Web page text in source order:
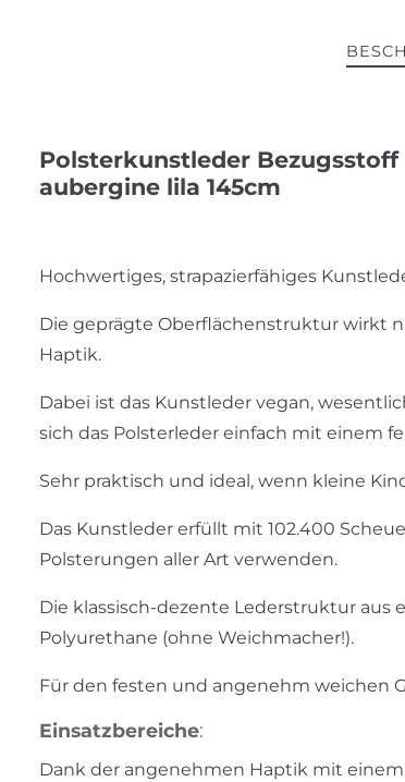
Polsterkunstleder
aubergine lila 145cm
Hochwertiges, strapazierfähiges
Die geprägte Oberflächenstruktur wirkt
Haptik.
Dabei ist das Kunstleder vegan,
sich das Polsterleder einfach mit einem
Sehr praktisch und ideal, wenn kleine
Das Kunstleder erfüllt mit 102.400
Polsterungen aller Art verwenden.
Die klassisch-dezente Lederstruktur aus
Polyurethane (ohne Weichmacher!).
Für den festen und angenehm weichen
Einsatzbereiche:
Dank der angenehmen Haptik mit